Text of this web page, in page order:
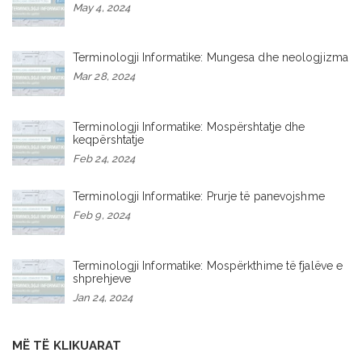
May 4, 2024
Terminologji Informatike: Mungesa dhe neologjizma
Mar 28, 2024
Terminologji Informatike: Mospërshtatje dhe
keqpërshtatje
Feb 24, 2024
Terminologji Informatike: Prurje të panevojshme
Feb 9, 2024
Terminologji Informatike: Mospërkthime të fjalëve e
shprehjeve
Jan 24, 2024
MË TË KLIKUARAT